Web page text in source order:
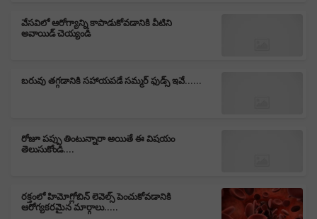
వేసవిలో ఆరోగ్యాన్ని కాపాడుకోవడానికి వీటిని
అవాయిడ్ చెయ్యండి
బరువు తగ్గడానికి సహాయపడే సమ్మర్ ఫుడ్స్ ఇవే......
రోజూ పప్పు తింటున్నారా అయితే ఈ విషయం
తెలుసుకోండి....
రక్తంలో హిమోగ్లోబిన్ లెవెల్స్ పెంచుకోవడానికి
ఆరోగ్యకరమైన మార్గాలు.....